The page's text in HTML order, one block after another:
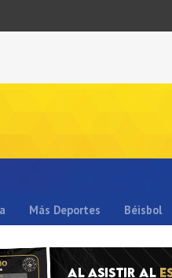
Más Deportes Béisbol